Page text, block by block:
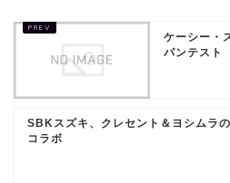
ケーシー・
パンテスト
SBKスズキ、クレセント＆ヨシムラ
コラボ